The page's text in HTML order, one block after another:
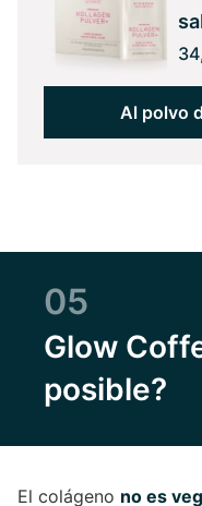
Al polvo
05
Glow
posible?
El colágeno no es